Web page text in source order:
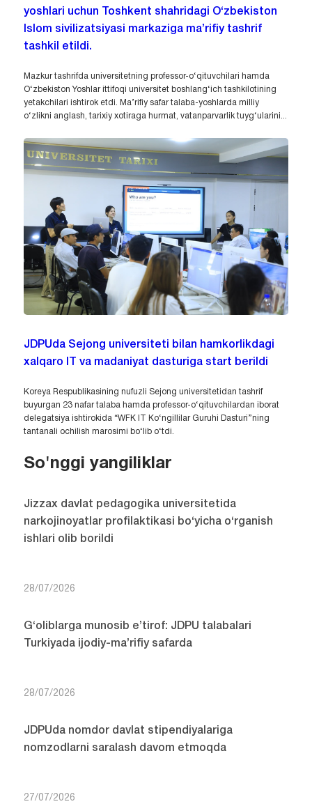
yoshlari uchun Toshkent shahridagi O‘zbekiston
Islom sivilizatsiyasi markaziga ma’rifiy tashrif
tashkil etildi.
Mazkur tashrifda universitetning professor-o‘qituvchilari hamda
O‘zbekiston Yoshlar ittifoqi universitet boshlang‘ich tashkilotining
yetakchilari ishtirok etdi. Ma’rifiy safar talaba-yoshlarda milliy
o‘zlikni anglash, tarixiy xotiraga hurmat, vatanparvarlik tuyg‘ularini...
JDPUda Sejong universiteti bilan hamkorlikdagi
xalqaro IT va madaniyat dasturiga start berildi
Koreya Respublikasining nufuzli Sejong universitetidan tashrif
buyurgan 23 nafar talaba hamda professor-o‘qituvchilardan iborat
delegatsiya ishtirokida “WFK IT Ko‘ngillilar Guruhi Dasturi”ning
tantanali ochilish marosimi bo‘lib o‘tdi.
So'nggi yangiliklar
Jizzax davlat pedagogika universitetida
narkojinoyatlar profilaktikasi bo‘yicha o‘rganish
ishlari olib borildi
28/07/2026
G‘oliblarga munosib e’tirof: JDPU talabalari
Turkiyada ijodiy-ma’rifiy safarda
28/07/2026
JDPUda nomdor davlat stipendiyalariga
nomzodlarni saralash davom etmoqda
27/07/2026